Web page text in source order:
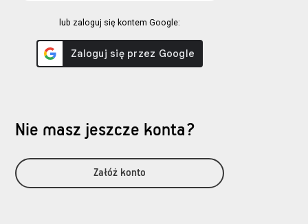
lub zaloguj się kontem Google:
Nie masz jeszcze konta?
Załóż konto